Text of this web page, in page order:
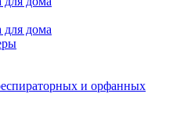
дома
и орфанных